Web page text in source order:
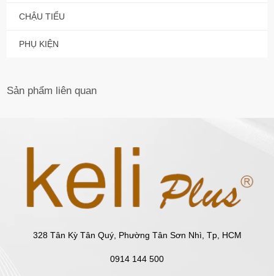
CHẬU TIỂU
PHỤ KIỆN
Sản phẩm liên quan
328 Tân Kỳ Tân Quý, Phường Tân Sơn Nhì, Tp, HCM
0914 144 500